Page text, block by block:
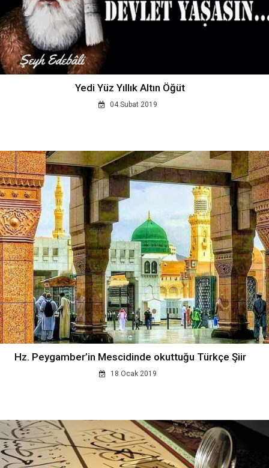
Yedi Yüz Yıllık Altın Öğüt
04 Subat 2019
Hz. Peygamber’in Mescidinde okuttuğu Türkçe Şiir
18 Ocak 2019